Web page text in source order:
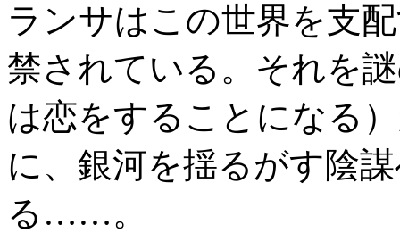
ランサはこの世界を支
禁されている。それを
は恋をすることになる
に、銀河を揺るがす陰
る……。